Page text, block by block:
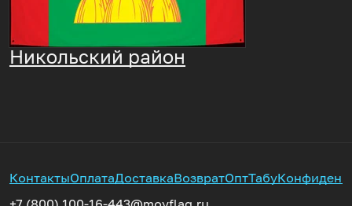
Никольский район
КонтактыОплатаДоставкаВозвратОптТабу